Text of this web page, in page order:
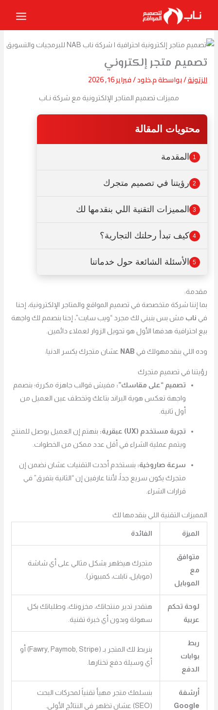
المحتوى
تصميم متجر إلكتروني
الزتونة/ بواسطةم.خلود/فبراير 16, 2026
مميزات تصميم المتاجر الإلكترونية مع شركة نـاب
محتويات المقالة
1 المقدمة
2 رؤيتنا في تصميم متجرك
3 المميزات التقنية اللي بنقدمها لك
4 كيف تبدأ رحلتك التجارية؟
5 الأسئلة الشائعة حول خدماتنا
مقدمة:
بما إننا شركة متخصصة في تصميم المواقع والمتاجر الإلكترونية، إحنا
في ناب مش بس بنبني لك مجرد “ويب سايت”، إحنا بنصمم لك واجهة
بيع احترافية هدفها الأول هو تحويل الزوار لعملاء دائمين.
وده اللي بنقدمهولك في NAB عشان متجرك يكسر الدنيا:
رؤيتنا في تصميم متجرك
تصميم “على مقاسك”: مفيش قوالب جاهزة مكررة؛ بنصمم
واجهة تعكس هوية البراند بتاعك وتخطف عين العميل من
أول ثانية.
تجربة مستخدم (UX) عبقرية:
بنهتم إن العميل يوصل للمنتج
ويتمم عملية الشراء في أقل عدد ممكن من الخطوات.
سرعة صاروخية: بنستخدم أحدث التقنيات عشان نضمن إن
متجرك يكون سريع جداً، لأننا عارفين إن “الثانية بتفرق” في
قرارات الشراء.
المميزات التقنية اللي بنقدمها لك
الميزة الفائدة
متوافق
مع
الموبايل
متجرك هيظهر بشكل مثالي على أي شاشة
(موبايل، تابلت، كمبيوتر).
لوحة تحكم
عربية
هتقدر تدير منتجاتك، مخزونك، وطلباتك بكل
سهولة وبدون أي خبرة تقنية.
ربط
بوابات
الدفع
بنربط لك المتجر بـ (Fawry, Paymob, Stripe) أو
أي وسيلة دفع تختارها.
أرشفة
Google
بنسلمك متجر مهيأ تقنياً لمحركات البحث
(SEO) عشان تظهر في النتائج الأولى.